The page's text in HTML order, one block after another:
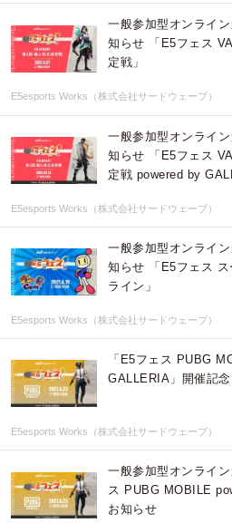
一般参加型オンライ
知らせ 「E5フェス
定戦」
E5esports Works（株式会社サードウェーブ）
一般参加型オンライ
知らせ 「E5フェス
定戦 powered by
E5esports Works（株式会社サードウェーブ）
一般参加型オンライ
知らせ 「E5フェス
ライン」
E5esports Works（株式会社サードウェーブ）
「E5フェス PUBG
GALLERIA」開催記
E5esports Works（株式会社サードウェーブ）
一般参加型オンライ
ス PUBG MOBILE
お知らせ